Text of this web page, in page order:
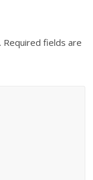
Required fields are